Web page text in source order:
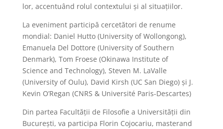
lor, accentuând rolul contextului şi al situaţiilor.
La eveniment participă cercetători de renume
mondial: Daniel Hutto (University of Wollongong),
Emanuela Del Dottore (University of Southern
Denmark), Tom Froese (Okinawa Institute of
Science and Technology), S​teven M. LaValle
(University of Oulu), David Kirsh (UC San Diego) şi J.
Kevin O’Regan (CNRS & Université Paris-Descartes)
Din partea Facultății de Filosofie a Universității din
București, va participa Florin Cojocariu, masterand